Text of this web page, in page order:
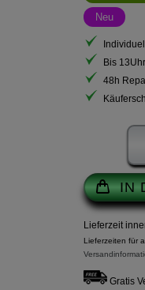
Neu
Bis
48h
IN
Lieferzeit
Lieferzeiten für
Gratis